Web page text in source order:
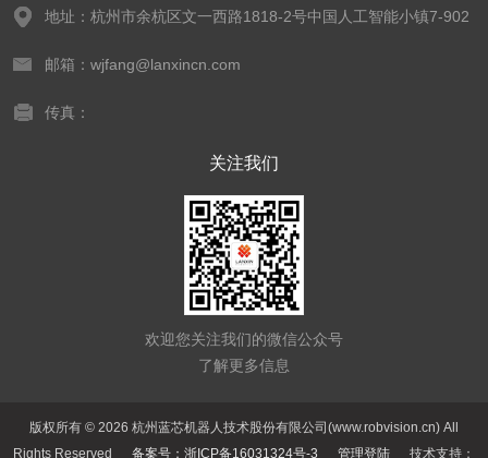
地址：杭州市余杭区文一西路1818-2号中国人工智能小镇7-902
邮箱：wjfang@lanxincn.com
传真：
关注我们
欢迎您关注我们的微信公众号
了解更多信息
版权所有 © 2026 杭州蓝芯机器人技术股份有限公司(www.robvision.cn) All
Rights Reserved 备案号：浙ICP备16031324号-3 管理登陆 技术支持：